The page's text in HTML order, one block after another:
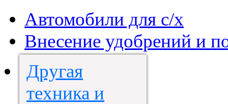
Автомобили для с/х
Внесение удобрений и
Другая
техника и